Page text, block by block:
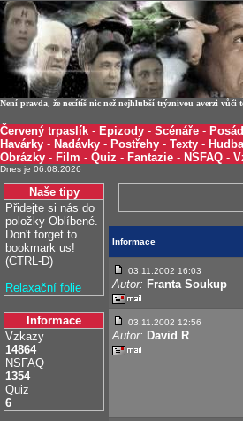
Není pravda, že necítíš nic než nejhlubší trýznivou averzi
Červený trpaslík - Epizody - Scénáře -
Havárky - Nadávky - Postřehy - Texty - Hudba
Obrázky - Film - Quiz - Fantazie - NSFAQ -
Dnes je 06.08.2026
Naše tipy
Přidejte si nás do
položky Oblíbené.
Don't forget to
bookmark us!
(CTRL-D)
Relaxační folie
Informace
Vzkazy
14864
NSFAQ
1354
Quiz
6
Informace
03.11.2002 16:03
Autor: Franta Soukup
03.11.2002 12:56
Autor: David R